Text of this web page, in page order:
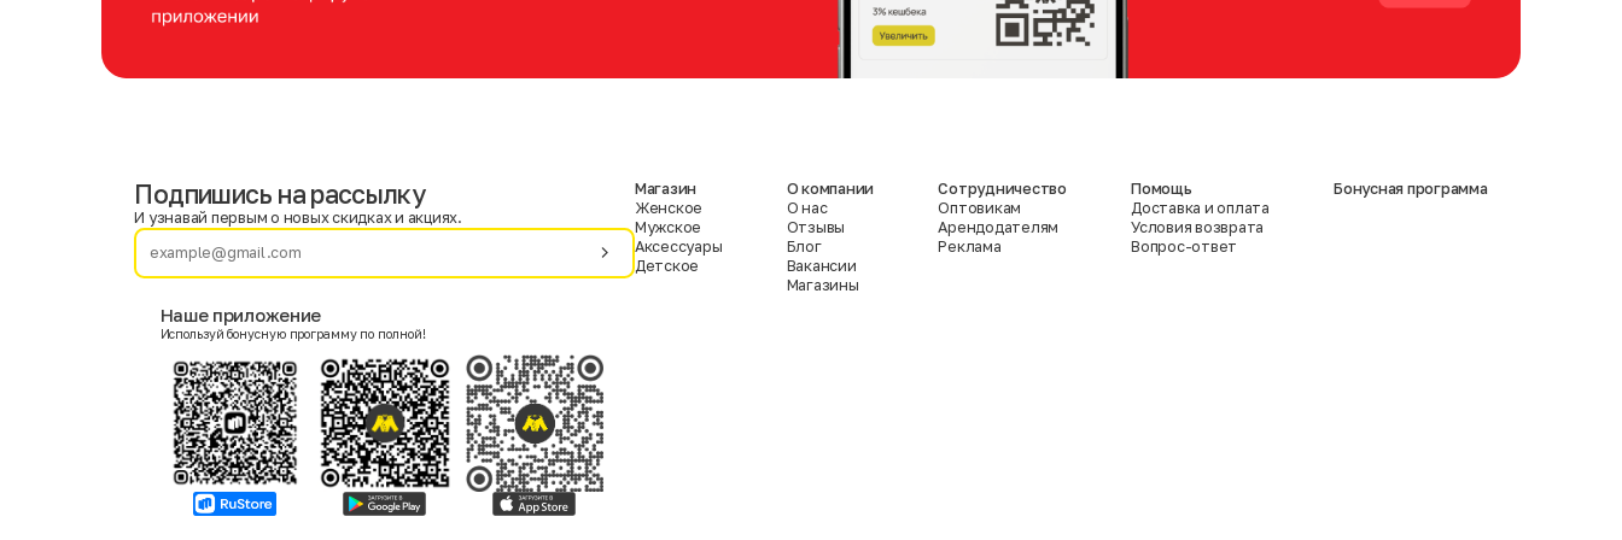
Фамилия
Женский
Согласие на получение чеков по электронной почте
Подпишись на рассылку
И узнавай первым о новых скидках и акциях.
Наше приложение
Используй бонусную программу по полной!
Магазин
Женское
Мужское
Аксессуары
Детское
О компании
О нас
Отзывы
Блог
Вакансии
Магазины
Сотрудничество
Оптовикам
Арендодателям
Реклама
Помощь
Доставка и оплата
Условия возврата
Вопрос-ответ
Бонусная программа